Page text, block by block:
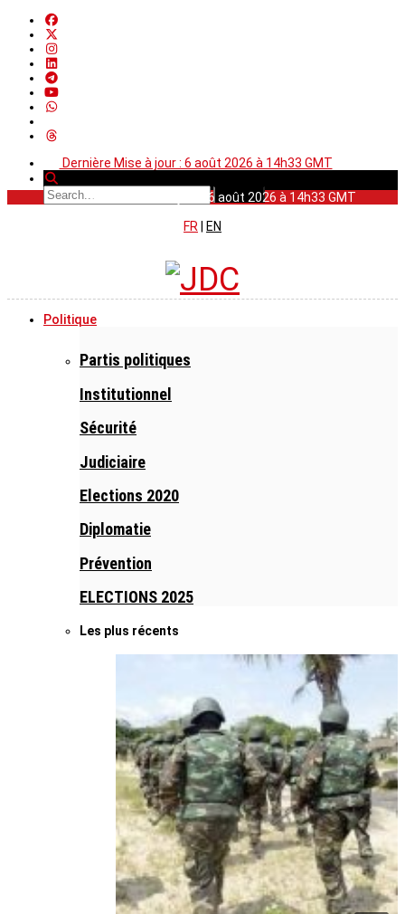
Dernière Mise à jour : 6 août 2026 à 14h33 GMT
Dernière Mise à jour : 6 août 2026 à 14h33 GMT
FR
EN
Politique
Partis politiques
Institutionnel
Sécurité
Judiciaire
Elections 2020
Diplomatie
Prévention
ELECTIONS 2025
Les plus récents